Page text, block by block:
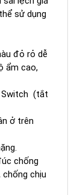
sử dụng
đỏ rỏ dễ
ẩm cao,
Switch (tắt
ở trên
chống
chịu